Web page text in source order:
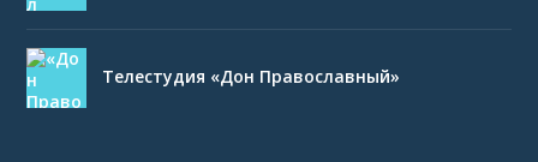
Телестудия «Дон Православный»